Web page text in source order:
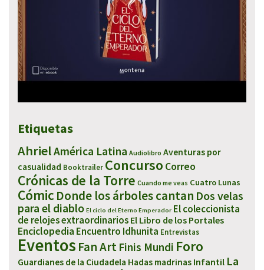
Etiquetas
AhrielAmérica Latina Audiolibro Aventuras por
casualidad Booktrailer Concurso Correo
Crónicas de la Torre Cuando me veas Cuatro Lunas
Cómic Donde los árboles cantan Dos velas
para el diablo El ciclo del Eterno Emperador El coleccionista
de relojes extraordinarios El Libro de los Portales
Enciclopedia Encuentro Idhunita Entrevistas
Eventos Fan Art Finis Mundi Foro
Guardianes de la Ciudadela Hadas madrinas Infantil La